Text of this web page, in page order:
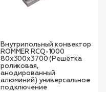
Внутрипольный конвектор
ROMMER RCQ-1000
80х300х3700 (Решётка
роликовая,
анодированный
алюминий) универсальное
подключение